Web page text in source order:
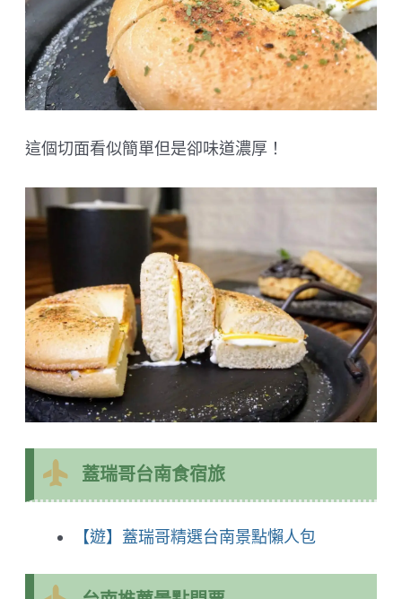
這個切面看似簡單但是卻味道濃厚！
蓋瑞哥台南食宿旅
【遊】蓋瑞哥精選台南景點懶人包